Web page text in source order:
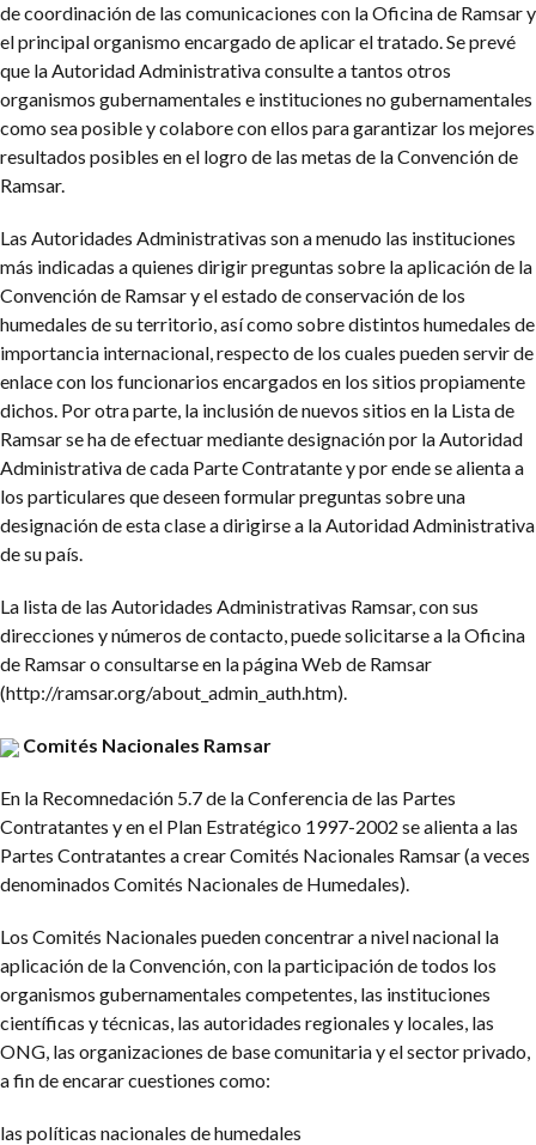
de coordinación de las comunicaciones con la Oficina de Ramsar y
el principal organismo encargado de aplicar el tratado. Se prevé
que la Autoridad Administrativa consulte a tantos otros
organismos gubernamentales e instituciones no gubernamentales
como sea posible y colabore con ellos para garantizar los mejores
resultados posibles en el logro de las metas de la Convención de
Ramsar.
Las Autoridades Administrativas son a menudo las instituciones
más indicadas a quienes dirigir preguntas sobre la aplicación de la
Convención de Ramsar y el estado de conservación de los
humedales de su territorio, así como sobre distintos humedales de
importancia internacional, respecto de los cuales pueden servir de
enlace con los funcionarios encargados en los sitios propiamente
dichos. Por otra parte, la inclusión de nuevos sitios en la Lista de
Ramsar se ha de efectuar mediante designación por la Autoridad
Administrativa de cada Parte Contratante y por ende se alienta a
los particulares que deseen formular preguntas sobre una
designación de esta clase a dirigirse a la Autoridad Administrativa
de su país.
La lista de las Autoridades Administrativas Ramsar, con sus
direcciones y números de contacto, puede solicitarse a la Oficina
de Ramsar o consultarse en la página Web de Ramsar
(http://ramsar.org/about_admin_auth.htm).
Comités Nacionales Ramsar
En la Recomnedación 5.7 de la Conferencia de las Partes
Contratantes y en el Plan Estratégico 1997-2002 se alienta a las
Partes Contratantes a crear Comités Nacionales Ramsar (a veces
denominados Comités Nacionales de Humedales).
Los Comités Nacionales pueden concentrar a nivel nacional la
aplicación de la Convención, con la participación de todos los
organismos gubernamentales competentes, las instituciones
científicas y técnicas, las autoridades regionales y locales, las
ONG, las organizaciones de base comunitaria y el sector privado,
a fin de encarar cuestiones como:
las políticas nacionales de humedales